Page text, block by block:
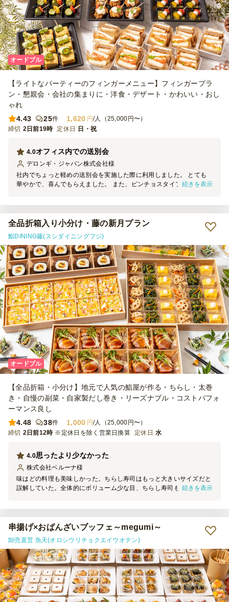
オードブル
【ライトなパーティーのフィンガーメニュー】フィンガープラ
ン・懇親会・会社の集まりに・洋食・デザート・かわいい・おし
ゃれ
4.43
25件 1,620 円/人（25,000円〜）
締切 2日前19時 定休日 日・祝
オフィス内での送別会
4.0
デロンギ・ジャパン株式会社様
社内でちょっと軽めの送別会を実施した際に利用しました。 とても
華やかで、喜んでもらえました。 また、ピンチョスタイプだとお皿
続きを表示
全品折箱入り小分け・藤の新月プラン
鮨DINING藤(スシダイニングフジ)
オードブル
【全品折箱・小分け】地元で人気の鮨屋が作る・ちらし・太巻
き・自慢の副菜・自家製だし巻き・リーズナブル・コストパフォ
ーマンス良し
4.48
38件 1,000 円/人（25,000円〜）
締切 2日前12時 ※定休日を除く営業日換算 定休日 水
思ったより少なかった
4.0
株式会社ベルーナ様
味はどの料理も美味しかった。ちらし寿司はもっと大きいサイズだと
誤解していた。全体的にボリューム少な目、ちらし寿司もとても小さ
しやすいと思います。
続きを表示
串揚げ×おばんざいブッフェ～megumi～
卸売直営 魚天(オロシウリチョクエイウオテン)